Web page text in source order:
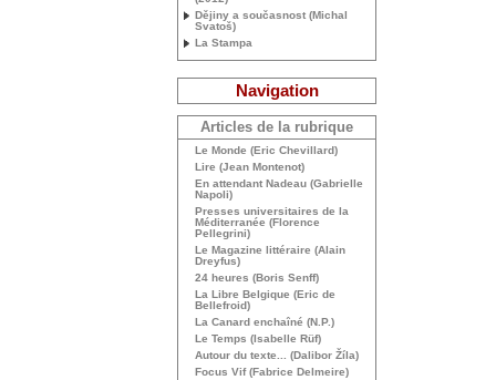
Dějiny a současnost (Michal
Svatoš)
La Stampa
Navigation
Articles de la rubrique
Le Monde (Eric Chevillard)
Lire (Jean Montenot)
En attendant Nadeau (Gabrielle
Napoli)
Presses universitaires de la
Méditerranée (Florence
Pellegrini)
Le Magazine littéraire (Alain
Dreyfus)
24 heures (Boris Senff)
La Libre Belgique (Eric de
Bellefroid)
La Canard enchaîné (N.P.)
Le Temps (Isabelle Rüf)
Autour du texte... (Dalibor Žíla)
Focus Vif (Fabrice Delmeire)